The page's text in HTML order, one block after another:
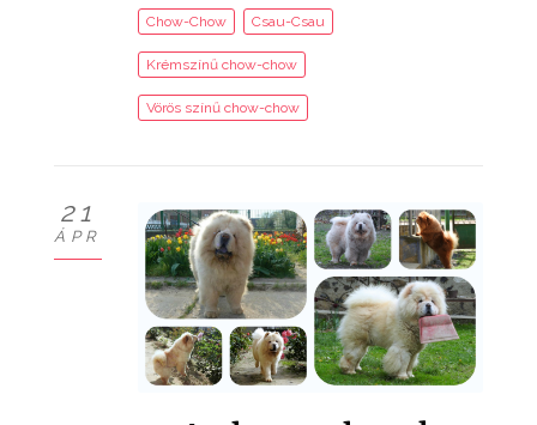
Chow-Chow Csau-Csau
Krémszínű chow-chow
Vörös színű chow-chow
21
ÁPR